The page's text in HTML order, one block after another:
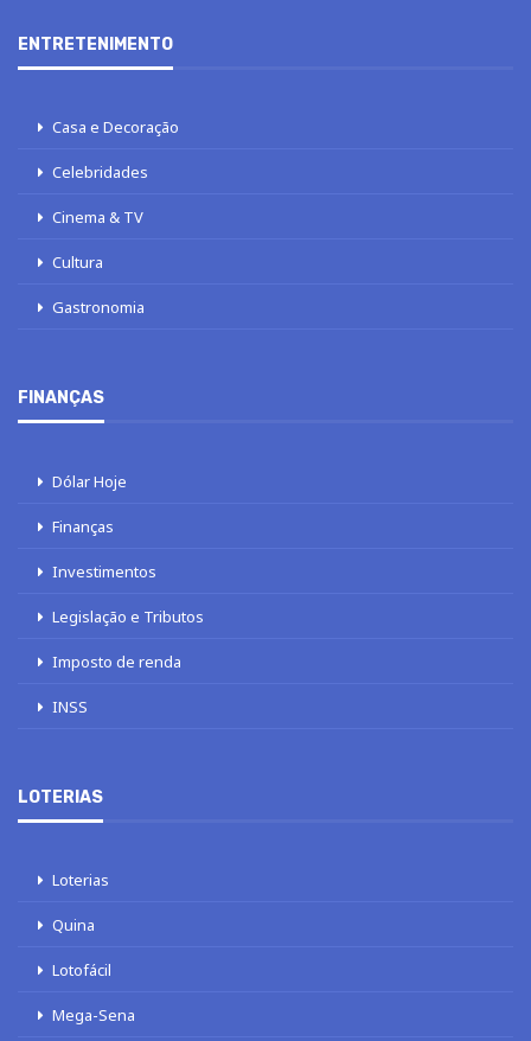
ENTRETENIMENTO
Casa e Decoração
Celebridades
Cinema & TV
Cultura
Gastronomia
FINANÇAS
Dólar Hoje
Finanças
Investimentos
Legislação e Tributos
Imposto de renda
INSS
LOTERIAS
Loterias
Quina
Lotofácil
Mega-Sena